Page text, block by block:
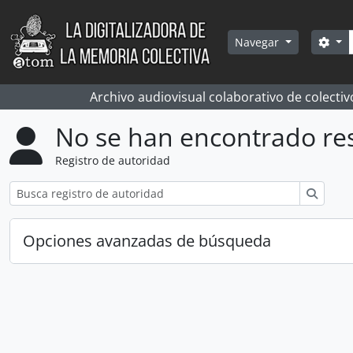
Skip to main content
Navegar
Archivo audiovisual colaborativo de
No se han encontrado
Registro de autoridad
Opciones avanzadas de búsqueda